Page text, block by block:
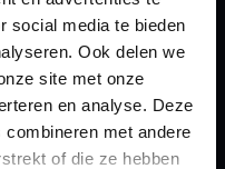
social media te bieden
Ook delen we
site met onze
en analyse. Deze
met andere
of die ze hebben
VRAGEN